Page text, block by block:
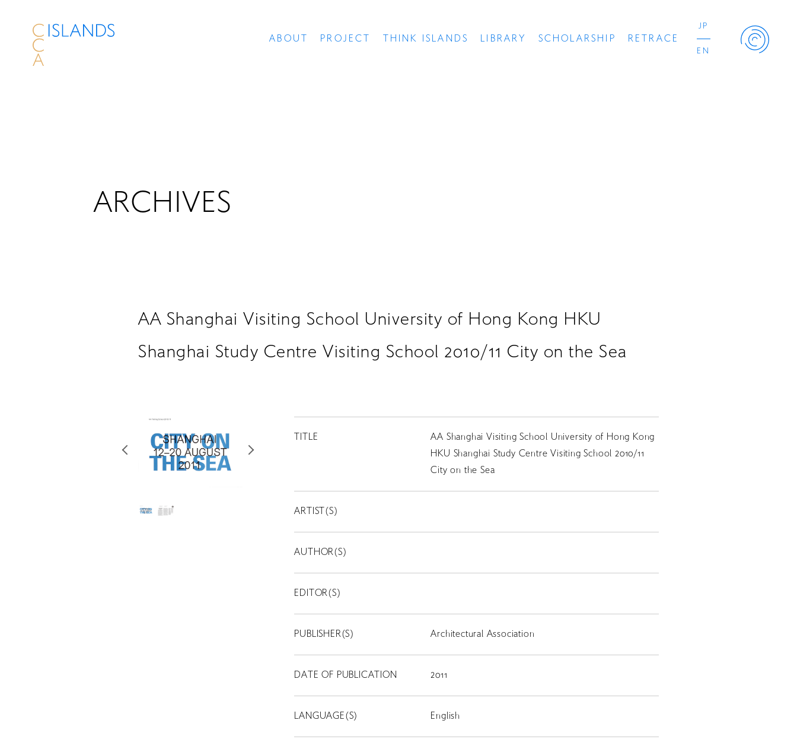
ABOUT PROJECT THINK ISLANDS LIBRARY SCHOLARSHIP RETRACE
JP
EN
ARCHIVES
AA Shanghai Visiting School University of Hong Kong HKU
Shanghai Study Centre Visiting School 2010/11 City on the Sea
TITLE
AA Shanghai Visiting School University of Hong Kong
HKU Shanghai Study Centre Visiting School 2010/11
City on the Sea
ARTIST(S)
AUTHOR(S)
EDITOR(S)
PUBLISHER(S) Architectural Association
DATE OF PUBLICATION 2011
LANGUAGE(S) English